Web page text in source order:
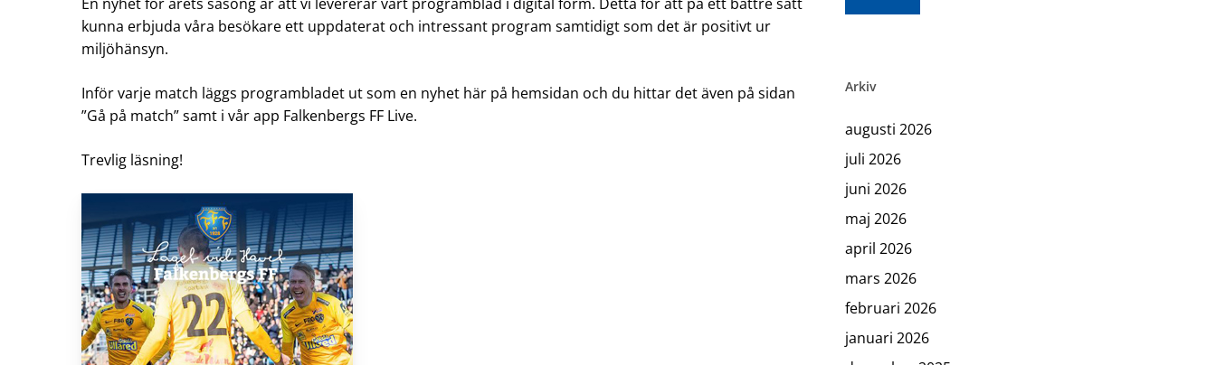
kunna erbjuda våra besökare ett uppdaterat och intressant program samtidigt som det är positivt ur
miljöhänsyn.
Inför varje match läggs programbladet ut som en nyhet här på hemsidan och du hittar det även på sidan
”Gå på match” samt i vår app Falkenbergs FF Live.
Trevlig läsning!
Arkiv
augusti 2026
juli 2026
juni 2026
maj 2026
april 2026
mars 2026
februari 2026
januari 2026